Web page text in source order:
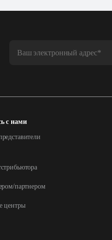
с нами
партнером
центры